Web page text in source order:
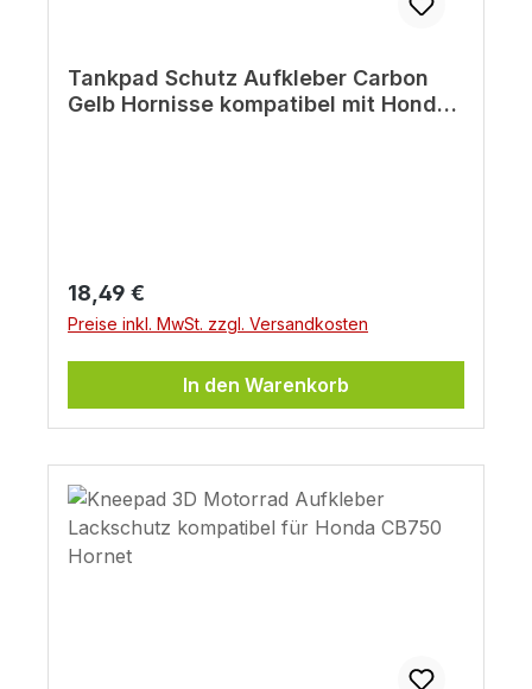
Tankpad Schutz Aufkleber Carbon
Gelb Hornisse kompatibel mit Honda
Regulärer Preis:
18,49 €
Preise inkl. MwSt. zzgl. Versandkosten
In den Warenkorb